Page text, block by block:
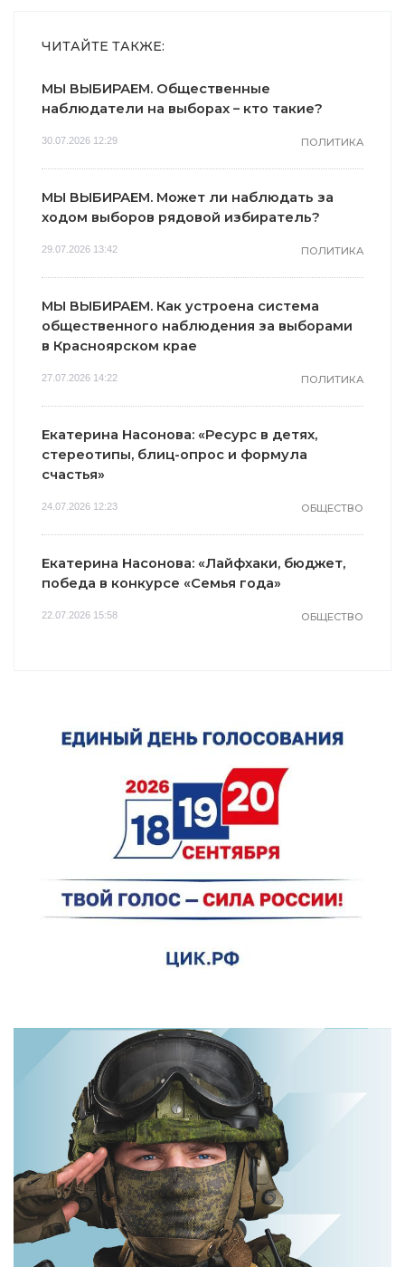
ЧИТАЙТЕ ТАКЖЕ:
МЫ ВЫБИРАЕМ. Общественные
наблюдатели на выборах – кто такие?
30.07.2026 12:29 ПОЛИТИКА
МЫ ВЫБИРАЕМ. Может ли наблюдать за
ходом выборов рядовой избиратель?
29.07.2026 13:42 ПОЛИТИКА
МЫ ВЫБИРАЕМ. Как устроена система
общественного наблюдения за выборами
в Красноярском крае
27.07.2026 14:22 ПОЛИТИКА
Екатерина Насонова: «Ресурс в детях,
стереотипы, блиц-опрос и формула
счастья»
24.07.2026 12:23 ОБЩЕСТВО
Екатерина Насонова: «Лайфхаки, бюджет,
победа в конкурсе «Семья года»
22.07.2026 15:58 ОБЩЕСТВО